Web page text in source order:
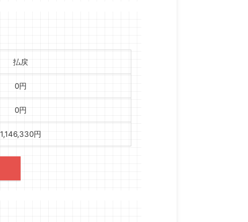
払戻
0円
0円
1,146,330円